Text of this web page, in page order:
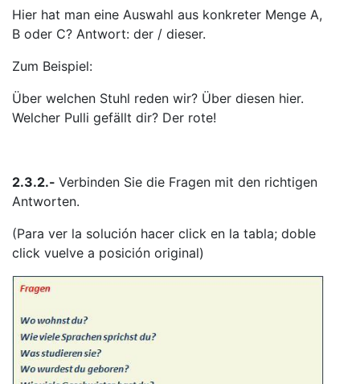
Hier hat man eine Auswahl aus konkreter Menge A,
B oder C? Antwort: der / dieser.
Zum Beispiel:
Über welchen Stuhl reden wir? Über diesen hier.
Welcher Pulli gefällt dir? Der rote!
2.3.2.- Verbinden Sie die Fragen mit den richtigen
Antworten.
(Para ver la solución hacer click en la tabla; doble
click vuelve a posición original)